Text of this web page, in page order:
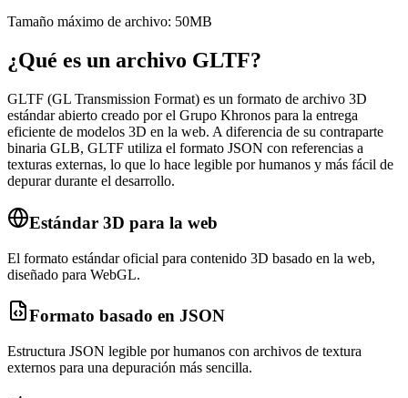
Tamaño máximo de archivo: 50MB
¿Qué es un archivo GLTF?
GLTF (GL Transmission Format) es un formato de archivo 3D
estándar abierto creado por el Grupo Khronos para la entrega
eficiente de modelos 3D en la web. A diferencia de su contraparte
binaria GLB, GLTF utiliza el formato JSON con referencias a
texturas externas, lo que lo hace legible por humanos y más fácil de
depurar durante el desarrollo.
Estándar 3D para la web
El formato estándar oficial para contenido 3D basado en la web,
diseñado para WebGL.
Formato basado en JSON
Estructura JSON legible por humanos con archivos de textura
externos para una depuración más sencilla.